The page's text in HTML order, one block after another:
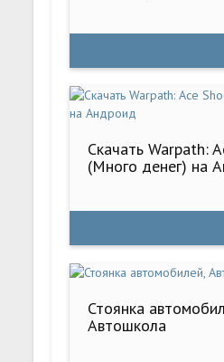
Скачать Warpath:
(Много денег) на
Стоянка
Автошкола